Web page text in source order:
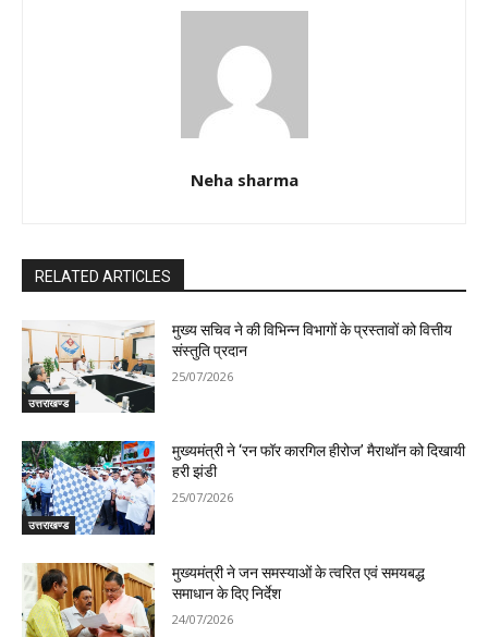
Neha sharma
RELATED ARTICLES
उत्तराखण्ड
मुख्य सचिव ने की विभिन्न विभागों के प्रस्तावों को वित्तीय
संस्तुति प्रदान
25/07/2026
उत्तराखण्ड
मुख्यमंत्री ने ‘रन फॉर कारगिल हीरोज’ मैराथॉन को दिखायी
हरी झंडी
25/07/2026
मुख्यमंत्री ने जन समस्याओं के त्वरित एवं समयबद्ध
समाधान के दिए निर्देश
24/07/2026